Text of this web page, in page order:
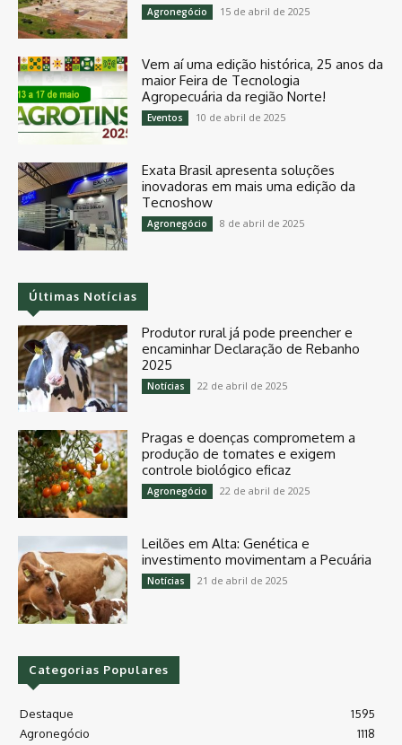
Agronegócio 15 de abril de 2025
Vem aí uma edição histórica, 25 anos da
maior Feira de Tecnologia
Agropecuária da região Norte!
Eventos 10 de abril de 2025
Exata Brasil apresenta soluções
inovadoras em mais uma edição da
Tecnoshow
Agronegócio 8 de abril de 2025
Últimas Notícias
Produtor rural já pode preencher e
encaminhar Declaração de Rebanho
2025
Notícias 22 de abril de 2025
Pragas e doenças comprometem a
produção de tomates e exigem
controle biológico eficaz
Agronegócio 22 de abril de 2025
Leilões em Alta: Genética e
investimento movimentam a Pecuária
Notícias 21 de abril de 2025
Categorias Populares
Destaque
1595
Agronegócio
1118